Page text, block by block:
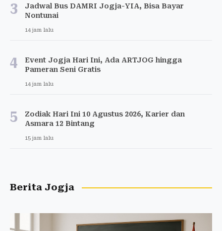
3
Jadwal Bus DAMRI Jogja-YIA, Bisa Bayar
Nontunai
14 jam lalu
4
Event Jogja Hari Ini, Ada ARTJOG hingga
Pameran Seni Gratis
14 jam lalu
5
Zodiak Hari Ini 10 Agustus 2026, Karier dan
Asmara 12 Bintang
15 jam lalu
Berita Jogja